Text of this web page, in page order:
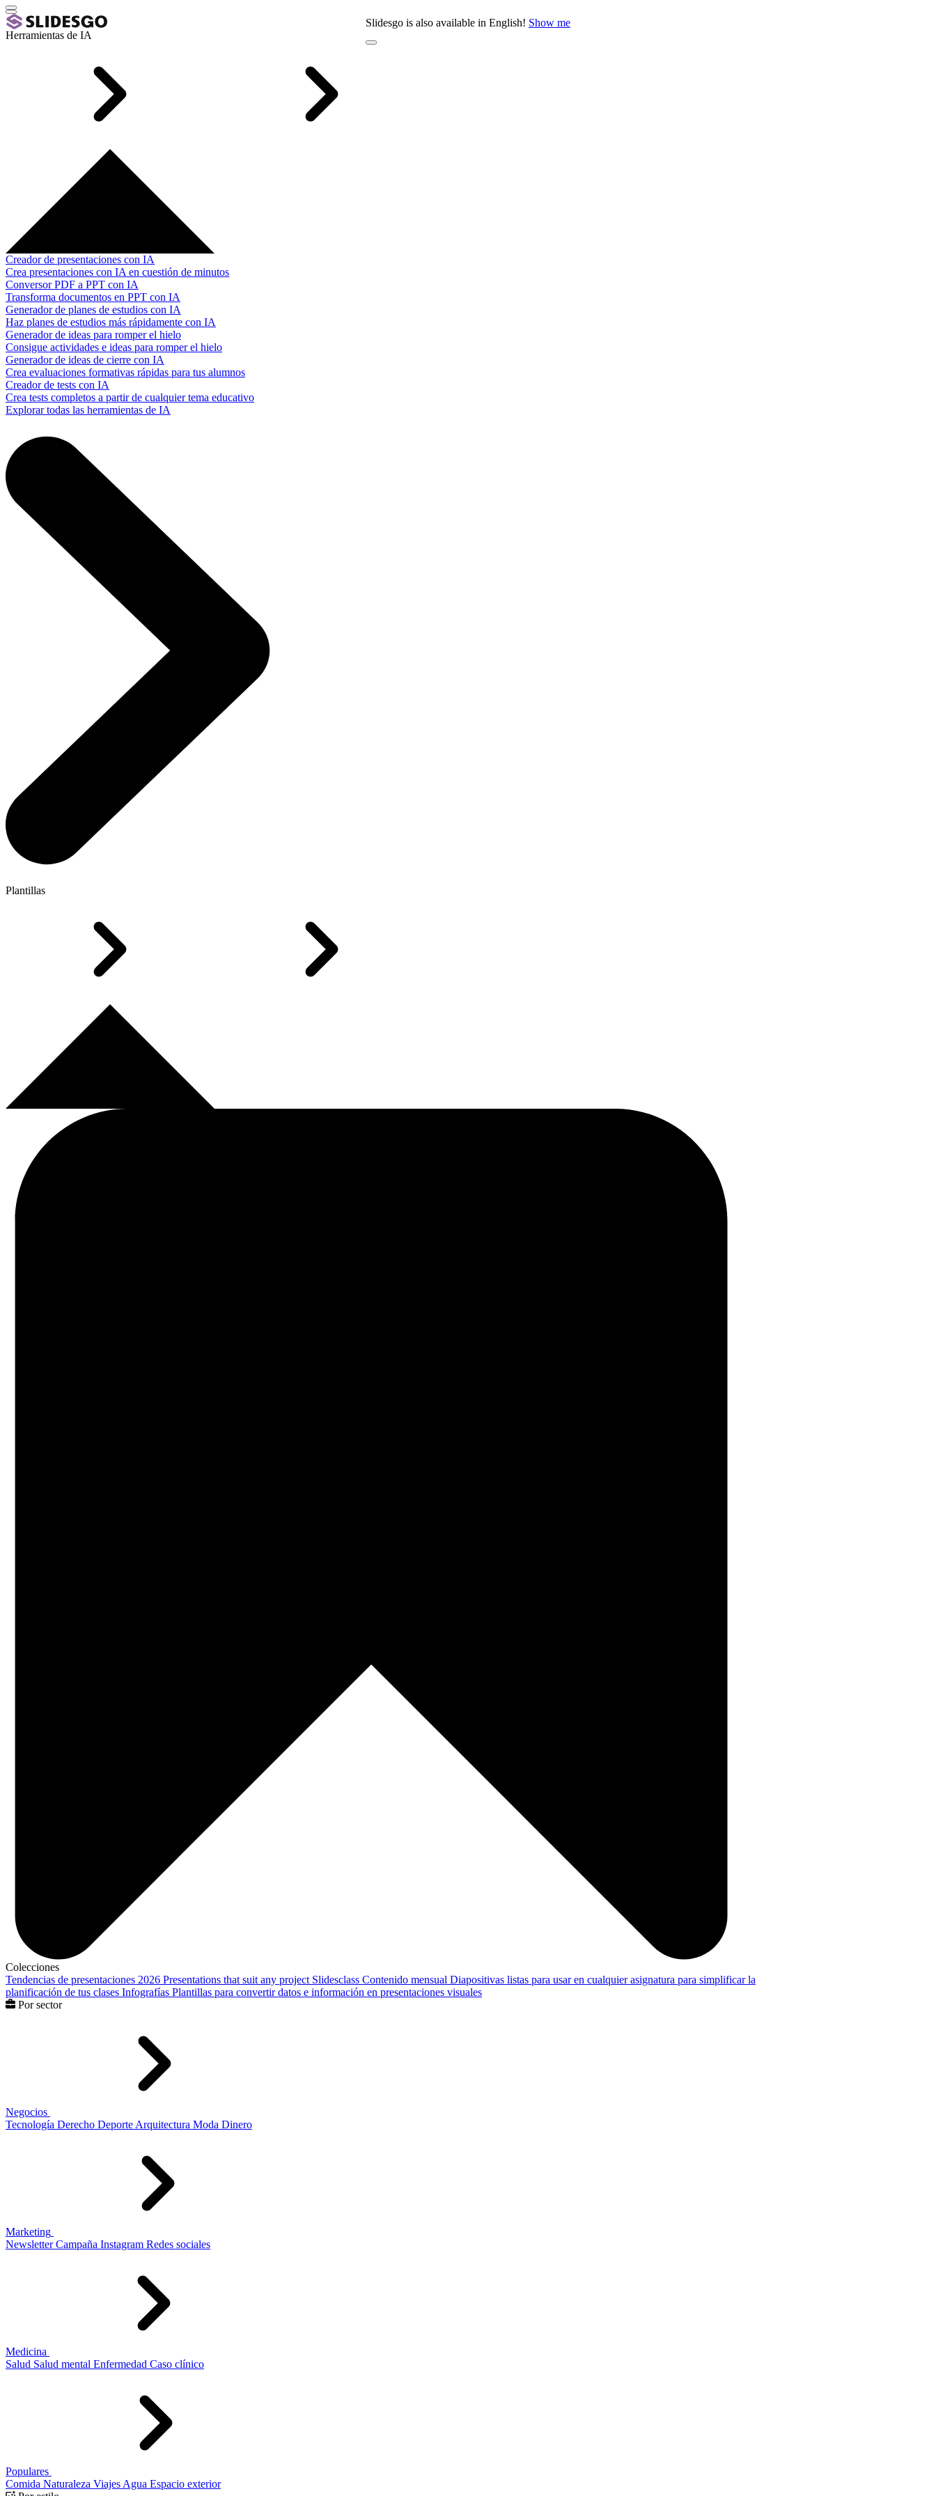
Slidesgo is also available in English! Show me
Herramientas de IA
Creador de presentaciones con IA
Crea presentaciones con IA en cuestión de minutos
Conversor PDF a PPT con IA
Transforma documentos en PPT con IA
Generador de planes de estudios con IA
Haz planes de estudios más rápidamente con IA
Generador de ideas para romper el hielo
Consigue actividades e ideas para romper el hielo
Generador de ideas de cierre con IA
Crea evaluaciones formativas rápidas para tus alumnos
Creador de tests con IA
Crea tests completos a partir de cualquier tema educativo
Explorar todas las herramientas de IA
Plantillas
Colecciones
Tendencias de presentaciones 2026 Presentations that suit any project Slidesclass Contenido mensual Diapositivas listas para usar en cualquier asignatura para simplificar la
planificación de tus clases Infografías Plantillas para convertir datos e información en presentaciones visuales
Por sector
Negocios
Tecnología Derecho Deporte Arquitectura Moda Dinero
Marketing
Newsletter Campaña Instagram Redes sociales
Medicina
Salud Salud mental Enfermedad Caso clínico
Populares
Comida Naturaleza Viajes Agua Espacio exterior